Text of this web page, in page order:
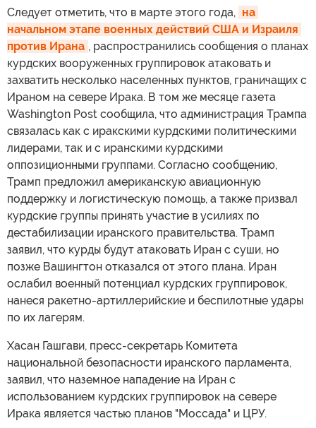
Следует отметить, что в марте этого года, на
начальном этапе военных действий США и Израиля
против Ирана , распространились сообщения о планах
курдских вооруженных группировок атаковать и
захватить несколько населенных пунктов, граничащих с
Ираном на севере Ирака. В том же месяце газета
Washington Post сообщила, что администрация Трампа
связалась как с иракскими курдскими политическими
лидерами, так и с иранскими курдскими
оппозиционными группами. Согласно сообщению,
Трамп предложил американскую авиационную
поддержку и логистическую помощь, а также призвал
курдские группы принять участие в усилиях по
дестабилизации иранского правительства. Трамп
заявил, что курды будут атаковать Иран с суши, но
позже Вашингтон отказался от этого плана. Иран
ослабил военный потенциал курдских группировок,
нанеся ракетно-артиллерийские и беспилотные удары
по их лагерям.
Хасан Гашгави, пресс-секретарь Комитета
национальной безопасности иранского парламента,
заявил, что наземное нападение на Иран с
использованием курдских группировок на севере
Ирака является частью планов "Моссада" и ЦРУ.